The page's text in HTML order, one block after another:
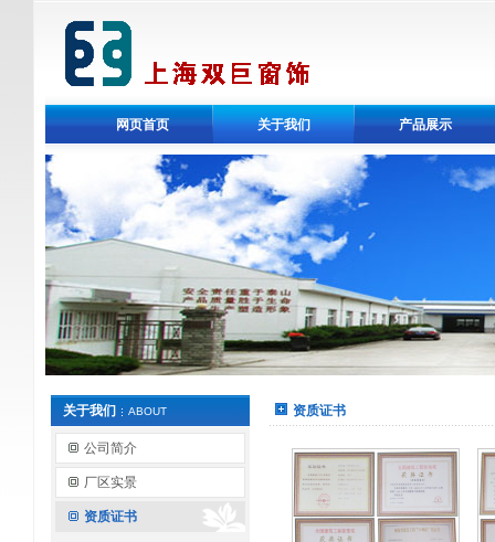
网页首页 关于我们 产品展示
关于我们 ABOUT
公司简介
厂区实景
资质证书
资质证书